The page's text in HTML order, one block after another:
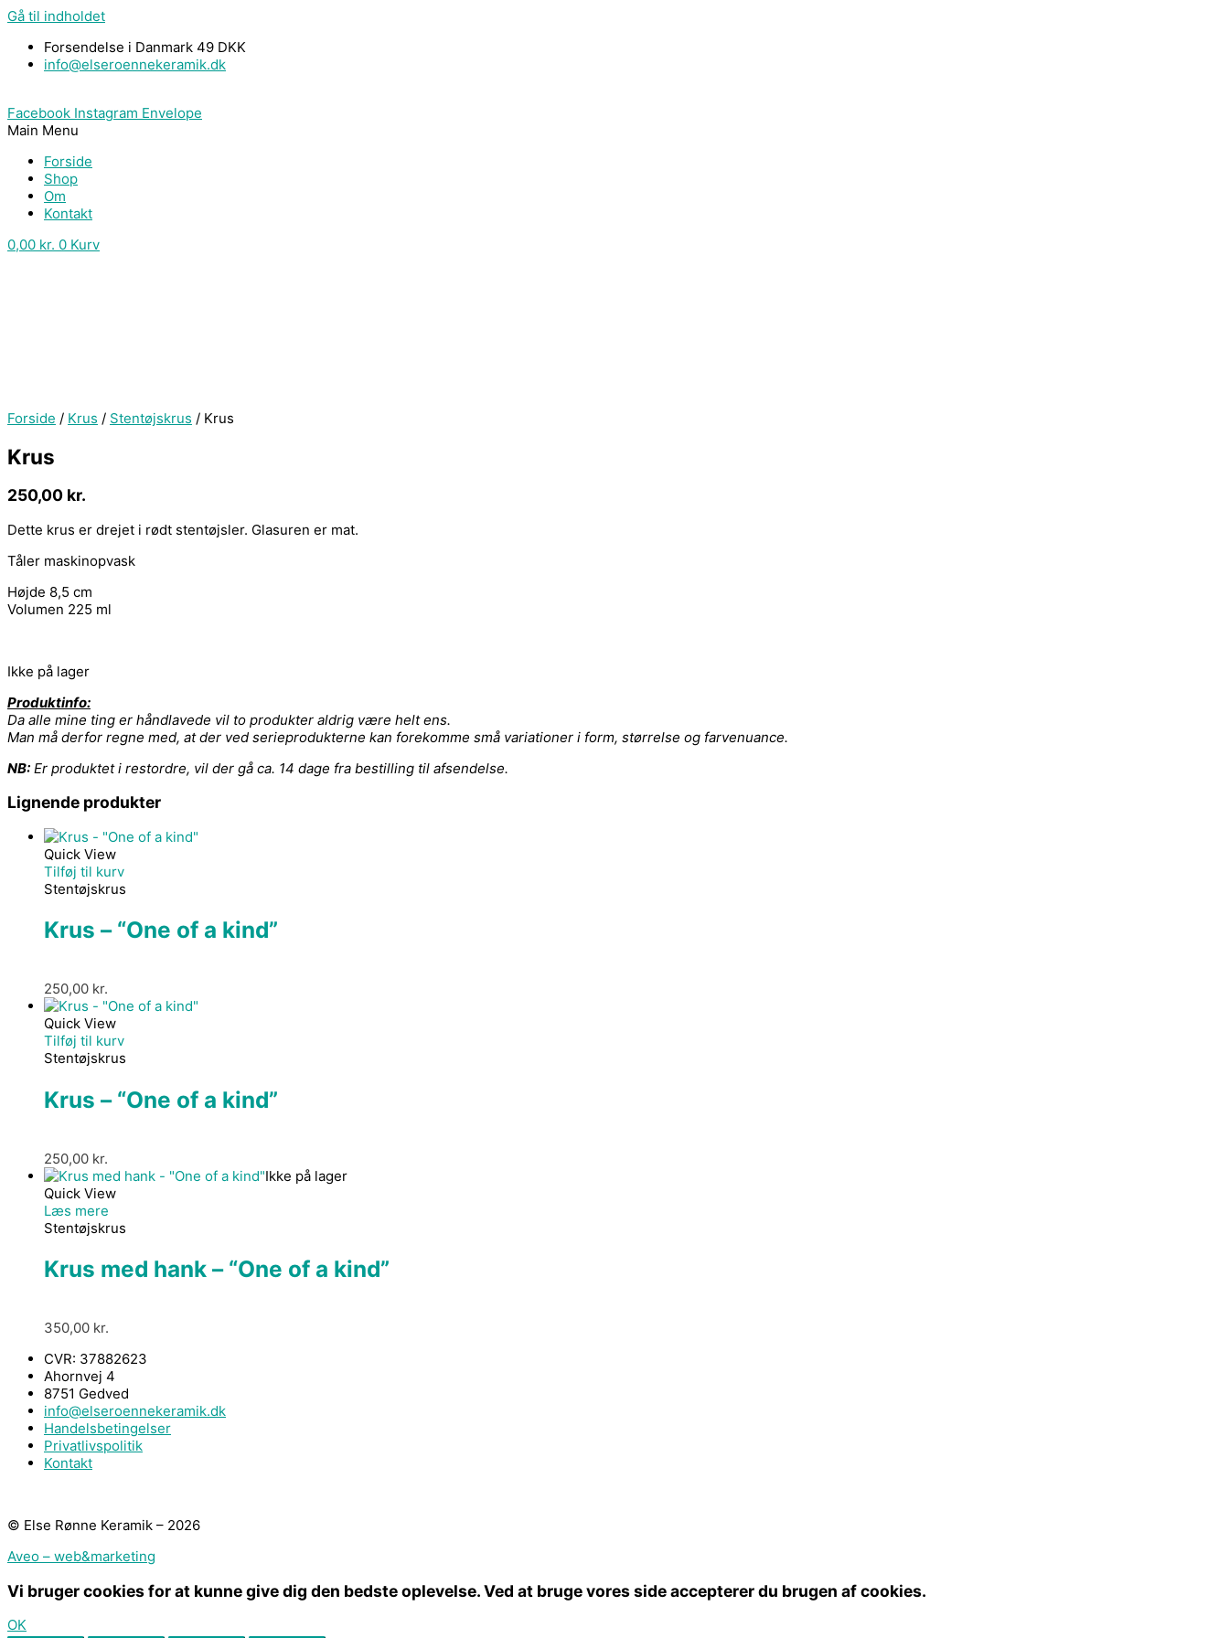
Gå til indholdet
Forsendelse i Danmark 49 DKK
info@elseroennekeramik.dk
Facebook Instagram Envelope
Main Menu
Forside
Shop
Om
Kontakt
0,00 kr. 0 Kurv
Forside / Krus / Stentøjskrus / Krus
Krus
250,00 kr.
Dette krus er drejet i rødt stentøjsler. Glasuren er mat.
Tåler maskinopvask
Højde 8,5 cm
Volumen 225 ml
Ikke på lager
Produktinfo:
Da alle mine ting er håndlavede vil to produkter aldrig være helt ens.
Man må derfor regne med, at der ved serieprodukterne kan forekomme små variationer i form, størrelse og farvenuance.
NB: Er produktet i restordre, vil der gå ca. 14 dage fra bestilling til afsendelse.
Lignende produkter
Quick View
Tilføj til kurv
Stentøjskrus
Krus – “One of a kind”
250,00 kr.
Quick View
Tilføj til kurv
Stentøjskrus
Krus – “One of a kind”
250,00 kr.
Ikke på lager
Quick View
Læs mere
Stentøjskrus
Krus med hank – “One of a kind”
350,00 kr.
CVR: 37882623
Ahornvej 4
8751 Gedved
info@elseroennekeramik.dk
Handelsbetingelser
Privatlivspolitik
Kontakt
© Else Rønne Keramik – 2026
Aveo – web&marketing
Vi bruger cookies for at kunne give dig den bedste oplevelse. Ved at bruge vores side accepterer du brugen af cookies.
OK